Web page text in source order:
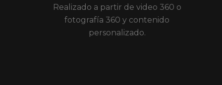
Realizado a partir de video 360 o
fotografía 360 y contenido
personalizado.